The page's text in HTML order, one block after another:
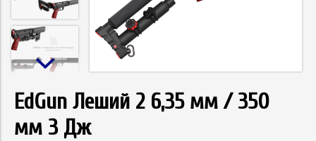
EdGun Леший 2 6,35 мм / 350
мм 3 Дж